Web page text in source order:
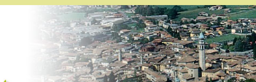
Salta
al
contenuto
principale